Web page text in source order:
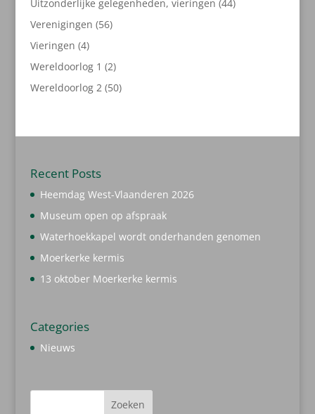
Uitzonderlijke gelegenheden, vieringen 44
Verenigingen 5656
Vieringen 44
producten
Wereldoorlog 1 22
producten
Wereldoorlog 2 5050
Recent Posts
Heemdag West-Vlaanderen 2026
Museum open op afspraak
Waterhoekkapel wordt onderhanden genomen
Moerkerke kermis
13 oktober Moerkerke kermis
Categories
Nieuws